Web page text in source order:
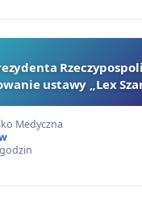
ustawy „Lex
Medyczna